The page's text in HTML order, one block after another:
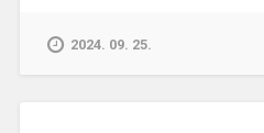
Beszélgetés
2024. 09. 25.